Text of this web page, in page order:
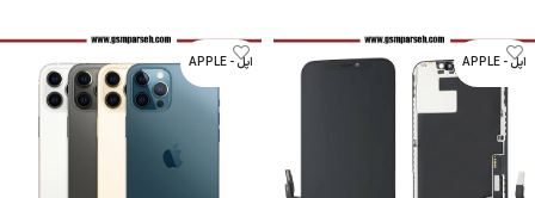
اپل - APPLE اپل - APPLE